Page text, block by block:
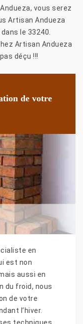
vous serez
Artisan Andueza
le 33240.
Artisan Andueza
déçu !!!
de votre
en
est non
aussi en
du froid, nous
de votre
l’hiver.